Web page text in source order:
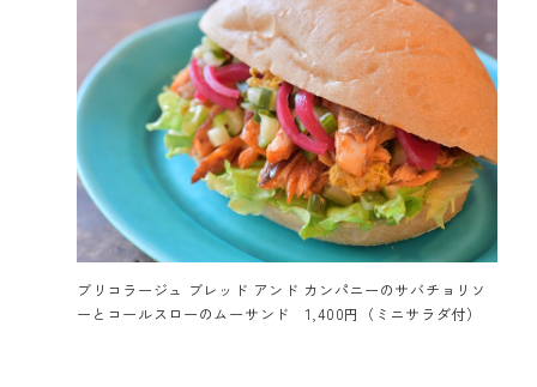
ブリコラージュ ブレッド アンド カンパニーのサバチョリソ
ーとコールスローのムーサンド 1,400円（ミニサラダ付）